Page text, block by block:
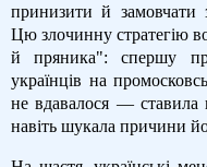
принизити й замовчати
Цю злочинну стратегію
й пряника": спершу
українців на
не вдавалося — ставила
навіть шукала причини